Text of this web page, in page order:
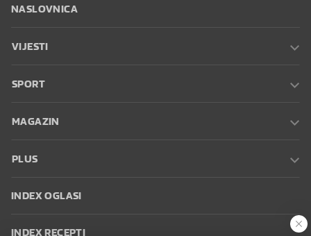
NASLOVNICA
VIJESTI
SPORT
MAGAZIN
PLUS
INDEX OGLASI
INDEX RECEPTI